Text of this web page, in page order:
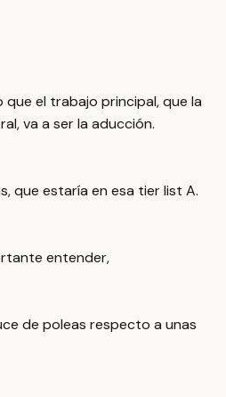
que el trabajo principal, que la
va a ser la aducción.
que estaría en esa tier list A.
entender,
de poleas respecto a unas